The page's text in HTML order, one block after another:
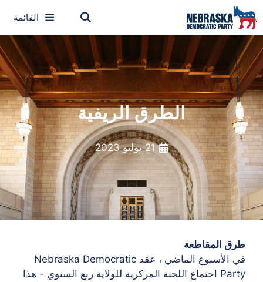
القائمة
الطرق الريفية
21 يوليو 2023
طرق المقاطعة
في الأسبوع الماضي ، عقد Nebraska Democratic
Party اجتماع اللجنة المركزية للولاية ربع السنوي - هذا